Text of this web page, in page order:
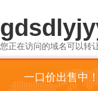
您正在访问的域名可以转
一口价出售中